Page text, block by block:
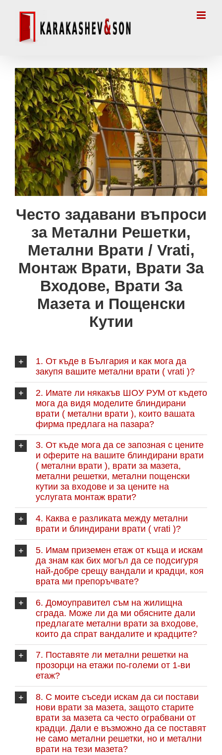
Често задавани въпроси
за Метални Решетки,
Метални Врати / Vrati,
Монтаж Врати, Врати За
Входове, Врати За
Мазета и Пощенски
Кутии
1. От къде в България и как мога да
закупя вашите метални врати ( vrati )?
2. Имате ли някакъв ШОУ РУМ от където
мога да видя моделите блиндирани
врати ( метални врати ), които вашата
фирма предлага на пазара?
3. От къде мога да се запозная с цените
и оферите на вашите блиндирани врати
( метални врати ), врати за мазета,
метални решетки, метални пощенски
кутии за входове и за цените на
услугата монтаж врати?
4. Каква е разликата между метални
врати и блиндирани врати ( vrati )?
5. Имам приземен етаж от къща и искам
да знам как бих могъл да се подсигуря
най-добре срещу вандали и крадци, коя
врата ми препоръчвате?
6. Домоуправител съм на жилищна
сграда. Може ли да ми обясните дали
предлагате метални врати за входове,
които да спрат вандалите и крадците?
7. Поставяте ли метални решетки на
прозорци на етажи по-големи от 1-ви
етаж?
8. С моите съседи искам да си постави
нови врати за мазета, защото старите
врати за мазета са често ограбвани от
крадци. Дали е възможно да се поставят
не само метални решетки, но и метални
врати на тези мазета?